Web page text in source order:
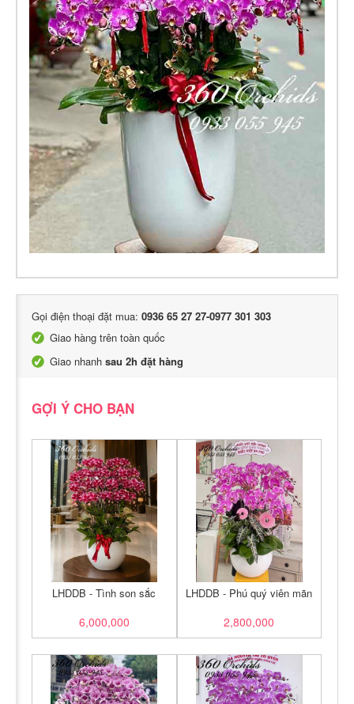
Gọi điện thoại đặt mua: 0936 65 27 27-0977 301 303
Giao hàng trên toàn quốc
Giao nhanh sau 2h đặt hàng
GỢI Ý CHO BẠN
LHDDB - Tình son sắc
6,000,000
LHDDB - Phú quý viên mãn
2,800,000